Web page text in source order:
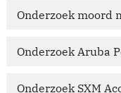
Onderzoek moord
Onderzoek Aruba
Onderzoek SXM